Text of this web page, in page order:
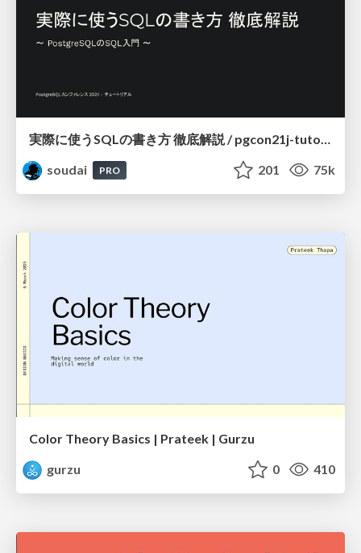
soudai
PRO 201 75k
Color Theory Basics | Prateek | Gurzu
gurzu
0 410